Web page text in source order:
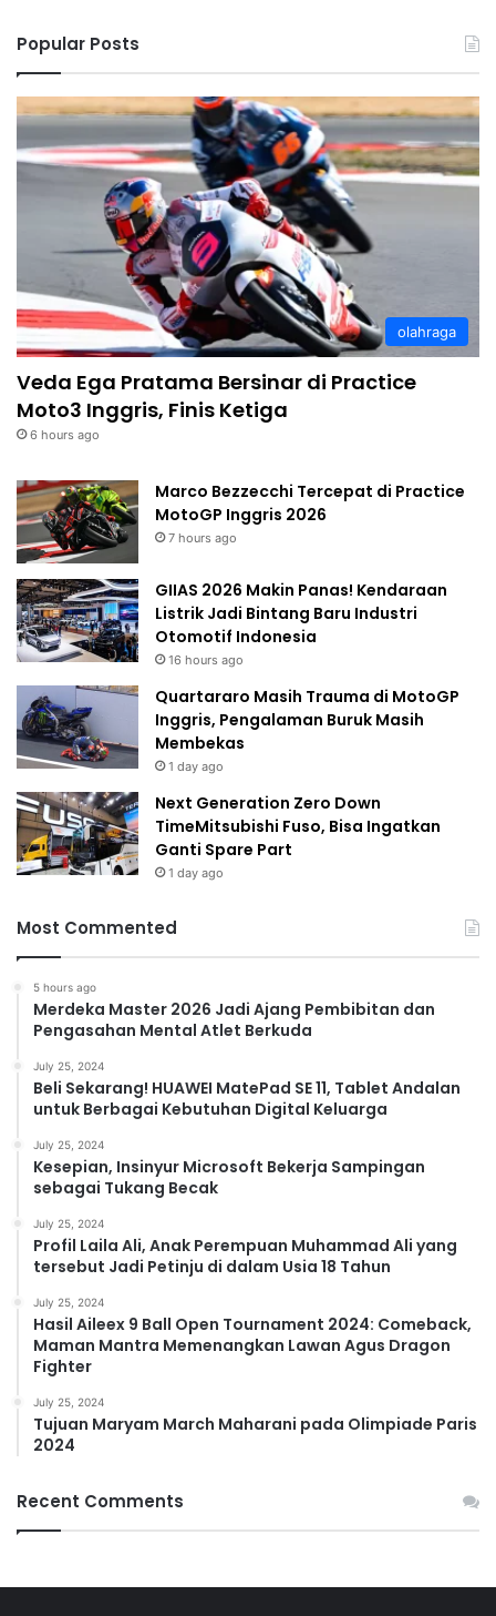
Popular Posts
olahraga
Veda Ega Pratama Bersinar di Practice
Moto3 Inggris, Finis Ketiga
6 hours ago
Marco Bezzecchi Tercepat di Practice
MotoGP Inggris 2026
7 hours ago
GIIAS 2026 Makin Panas! Kendaraan
Listrik Jadi Bintang Baru Industri
Otomotif Indonesia
16 hours ago
Quartararo Masih Trauma di MotoGP
Inggris, Pengalaman Buruk Masih
Membekas
1 day ago
Next Generation Zero Down
TimeMitsubishi Fuso, Bisa Ingatkan
Ganti Spare Part
1 day ago
Most Commented
5 hours ago
Merdeka Master 2026 Jadi Ajang Pembibitan dan
Pengasahan Mental Atlet Berkuda
July 25, 2024
Beli Sekarang! HUAWEI MatePad SE 11, Tablet Andalan
untuk Berbagai Kebutuhan Digital Keluarga
July 25, 2024
Kesepian, Insinyur Microsoft Bekerja Sampingan
sebagai Tukang Becak
July 25, 2024
Profil Laila Ali, Anak Perempuan Muhammad Ali yang
tersebut Jadi Petinju di dalam Usia 18 Tahun
July 25, 2024
Hasil Aileex 9 Ball Open Tournament 2024: Comeback,
Maman Mantra Memenangkan Lawan Agus Dragon
Fighter
July 25, 2024
Tujuan Maryam March Maharani pada Olimpiade Paris
2024
Recent Comments